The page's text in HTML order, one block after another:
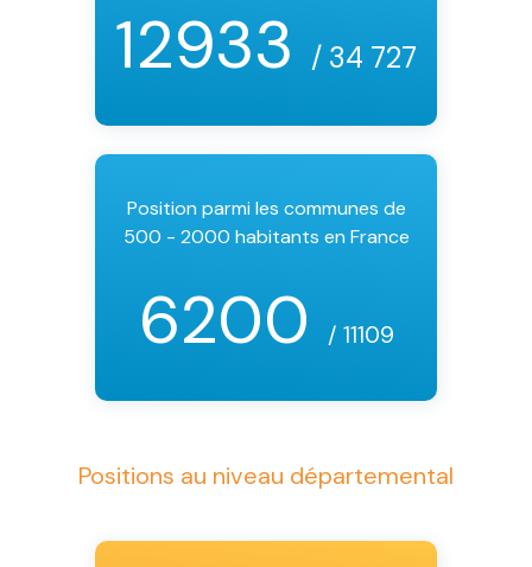
12933 / 34 727
Position parmi les communes de
500 - 2000 habitants en France
6200 / 11109
Positions au niveau départemental